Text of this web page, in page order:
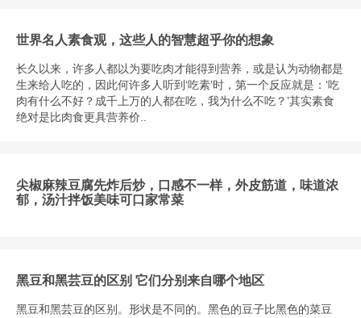
世界名人素食观，这些人的智慧超乎你的想象
长久以来，许多人都以为要吃肉才能得到营养，或是认为动物都是
生来给人吃的，因此何许多人听到‘吃素’时，第一个反应就是：‘吃
肉有什么不好？成千上万的人都在吃，我为什么不吃？’其实素食
绝对是比肉食更具营养价..
尖椒麻辣豆腐先炸后炒，口感不一样，外皮筋道，味道浓
郁，汤汁拌饭美味可口家常菜
黑豆和黑芸豆的区别 它们分别来自哪个地区
黑豆和黑芸豆的区别。形状是不同的。黑色的豆子比黑色的菜豆